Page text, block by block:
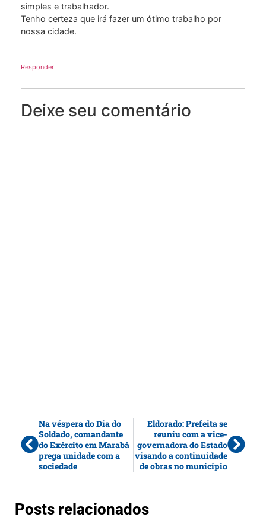
simples e trabalhador.
Tenho certeza que irá fazer um ótimo trabalho por
nossa cidade.
Responder
Deixe seu comentário
Na véspera do Dia do
Soldado, comandante
do Exército em Marabá
prega unidade com a
sociedade
Eldorado: Prefeita se
reuniu com a vice-
governadora do Estado
visando a continuidade
de obras no município
Posts relacionados